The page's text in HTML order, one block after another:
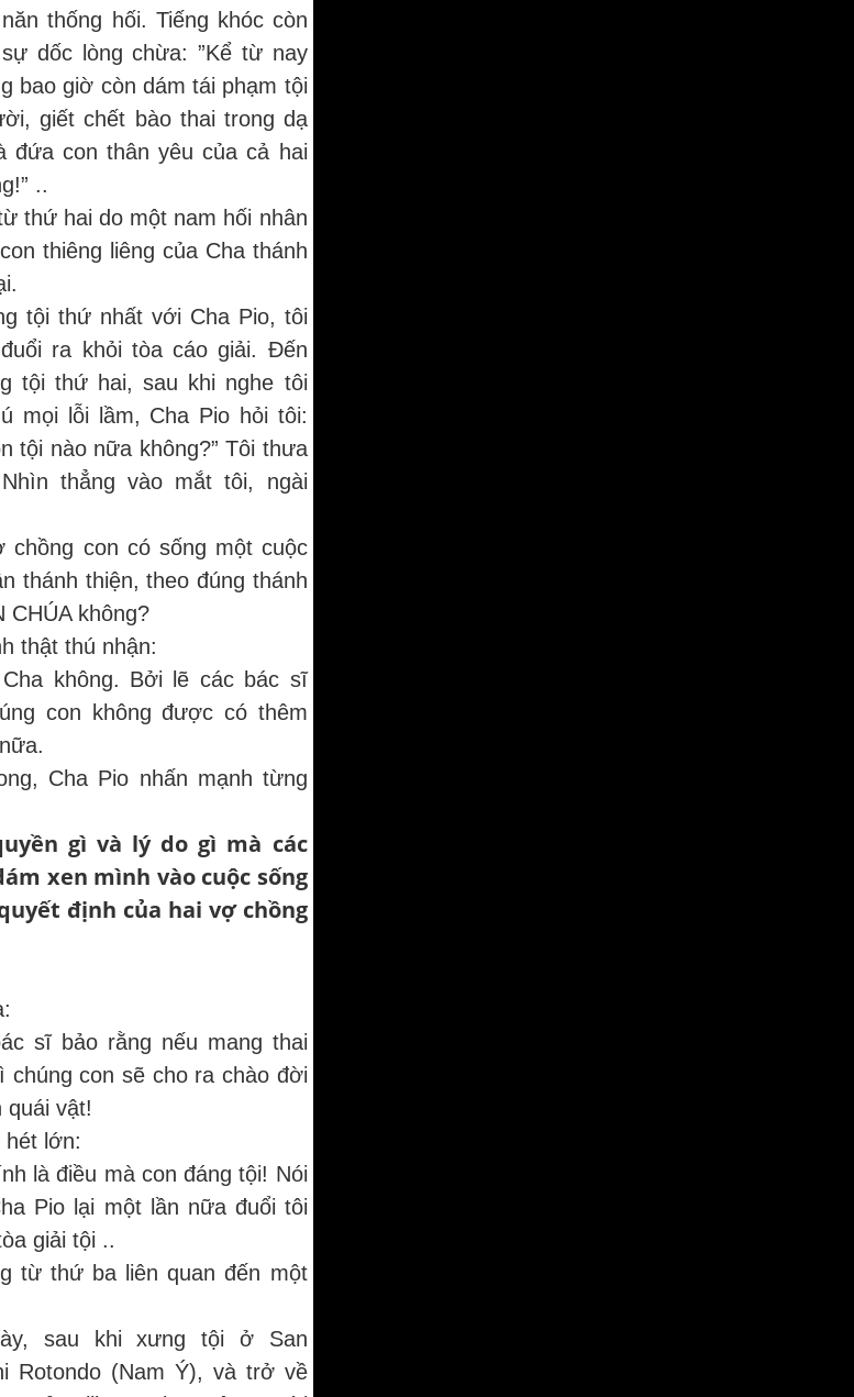
thống hối. Tiếng khóc còn
dốc lòng chừa: ”Kể từ nay
bao giờ còn dám tái phạm tội
giết chết bào thai trong dạ
đứa con thân yêu của cả hai
..
thứ hai do một nam hối nhân
thiêng liêng của Cha thánh
tội thứ nhất với Cha Pio, tôi
ra khỏi tòa cáo giải. Đến
tội thứ hai, sau khi nghe tôi
mọi lỗi lầm, Cha Pio hỏi tôi:
tội nào nữa không?” Tôi thưa
thẳng vào mắt tôi, ngài
chồng con có sống một cuộc
thánh thiện, theo đúng thánh
CHÚA không?
thật thú nhận:
không. Bởi lẽ các bác sĩ
con không được có thêm
Cha Pio nhấn mạnh từng
gì và lý do gì mà các
xen mình vào cuộc sống
định của hai vợ chồng
sĩ bảo rằng nếu mang thai
chúng con sẽ cho ra chào đời
quái vật!
hét lớn:
là điều mà con đáng tội! Nói
Pio lại một lần nữa đuổi tôi
giải tội ..
từ thứ ba liên quan đến một
sau khi xưng tội ở San
Rotondo (Nam Ý), và trở về